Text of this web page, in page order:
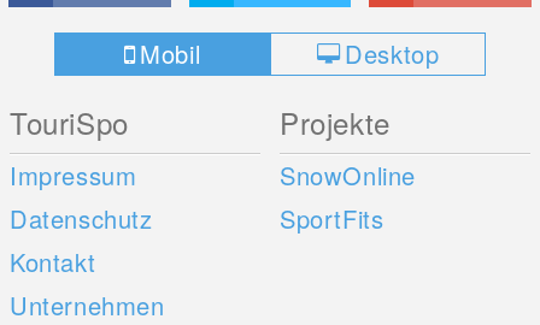
Mobil Desktop
TouriSpo
Impressum
Datenschutz
Kontakt
Unternehmen
Projekte
SnowOnline
SportFits